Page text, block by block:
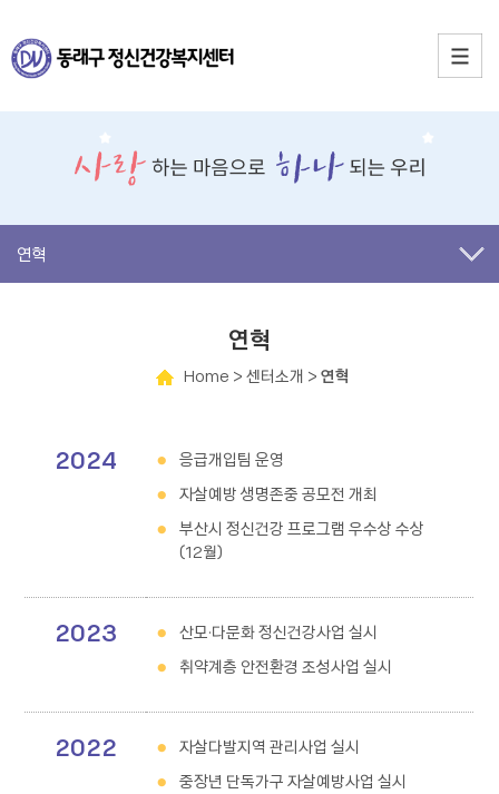
연혁
연혁
Home > 센터소개 > 연혁
2024
응급개입팀 운영
자살예방 생명존중 공모전 개최
부산시 정신건강 프로그램 우수상 수상
(12월)
2023
산모·다문화 정신건강사업 실시
취약계층 안전환경 조성사업 실시
2022
자살다발지역 관리사업 실시
중장년 단독가구 자살예방사업 실시